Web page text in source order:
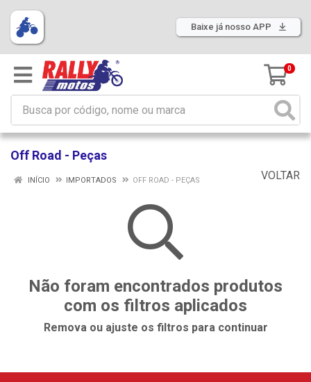
Baixe já nosso APP
0
Off Road - Peças
VOLTAR
INÍCIO IMPORTADOS OFF ROAD - PEÇAS
Não foram encontrados produtos
com os filtros aplicados
Remova ou ajuste os filtros para continuar